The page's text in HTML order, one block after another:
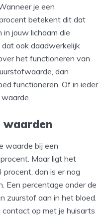
je een
betekent dit dat
jouw lichaam die
ook daadwerkelijk
het functioneren van
dan
functioneren. Of in ieder
waarden
waarde bij een
Maar ligt het
dan is er nog
Een percentage onder de
zuurstof aan in het bloed.
contact op met je huisarts